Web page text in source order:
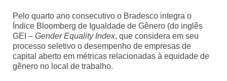
Pelo quarto ano consecutivo o Bradesco integra o
Índice Bloomberg de Igualdade de Gênero (do inglês
GEI – Gender Equality Index, que considera em seu
processo seletivo o desempenho de empresas de
capital aberto em métricas relacionadas à equidade de
gênero no local de trabalho.